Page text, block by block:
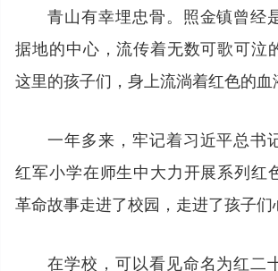
青山有幸埋忠骨。照金镇曾经
据地的中心，流传着无数可歌可泣
这里的孩子们，身上流淌着红色的血
一年多来，牢记着习近平总书
红军小学在师生中大力开展系列红
革命故事走进了校园，走进了孩子们
在学校，可以看见命名为红二